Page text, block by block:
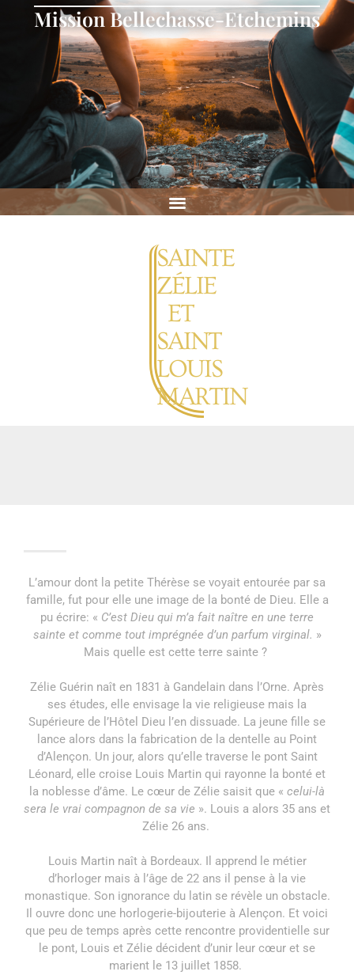
Mission Bellechasse-Etchemins
SAINTE
ZÉLIE
ET
SAINT
LOUIS
MARTIN
L’amour dont la petite Thérèse se voyait entourée par sa
famille, fut pour elle une image de la bonté de Dieu. Elle a
pu écrire: « C’est Dieu qui m’a fait naître en une terre
sainte et comme tout imprégnée d’un parfum virginal. »
Mais quelle est cette terre sainte ?
Zélie Guérin naît en 1831 à Gandelain dans l’Orne. Après
ses études, elle envisage la vie religieuse mais la
Supérieure de l’Hôtel Dieu l’en dissuade. La jeune fille se
lance alors dans la fabrication de la dentelle au Point
d’Alençon. Un jour, alors qu’elle traverse le pont Saint
Léonard, elle croise Louis Martin qui rayonne la bonté et
la noblesse d’âme. Le cœur de Zélie saisit que « celui-là
sera le vrai compagnon de sa vie ». Louis a alors 35 ans et
Zélie 26 ans.
Louis Martin naît à Bordeaux. Il apprend le métier
d’horloger mais à l’âge de 22 ans il pense à la vie
monastique. Son ignorance du latin se révèle un obstacle.
Il ouvre donc une horlogerie-bijouterie à Alençon. Et voici
que peu de temps après cette rencontre providentielle sur
le pont, Louis et Zélie décident d’unir leur cœur et se
marient le 13 juillet 1858.